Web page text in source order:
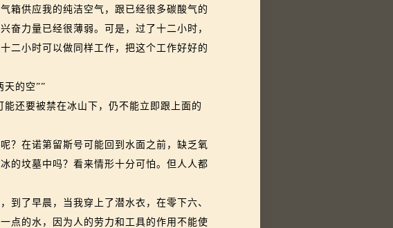
供应我的纯洁空气，跟已经很多碳酸气的
奋力量已经很薄弱。可是，过了十二小时，
二小时可以做同样工作，把这个工作好好的
的空””
还要被禁在冰山下，仍不能立即跟上面的
在诺第留斯号可能回到水面之前，缺乏氧
的坟墓中吗？看来情形十分可怕。但人人都
了早晨，当我穿上了潜水衣，在零下六、
点的水，因为人的劳力和工具的作用不能使